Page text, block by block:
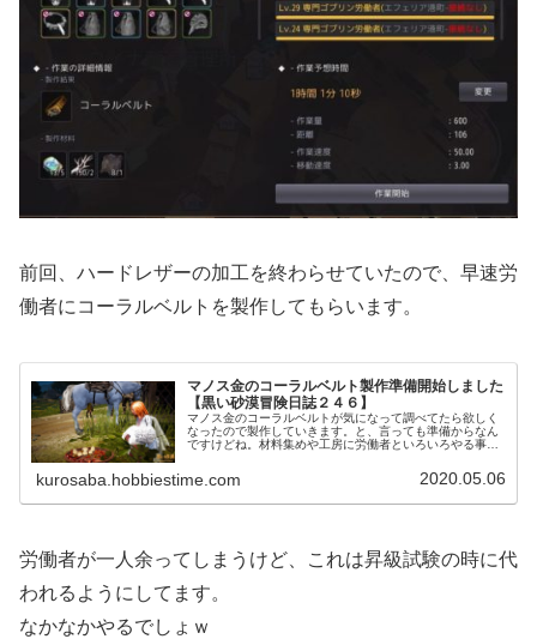
前回、ハードレザーの加工を終わらせていたので、早速労
働者にコーラルベルトを製作してもらいます。
マノス金のコーラルベルト製作準備開始しました
【黒い砂漠冒険日誌２４６】
マノス金のコーラルベルトが気になって調べてたら欲しく
なったので製作していきます。と、言っても準備からなん
ですけどね。材料集めや工房に労働者といろいろやる事あ
kurosaba.hobbiestime.com 2020.05.06
労働者が一人余ってしまうけど、これは昇級試験の時に代
われるようにしてます。
なかなかやるでしょｗ